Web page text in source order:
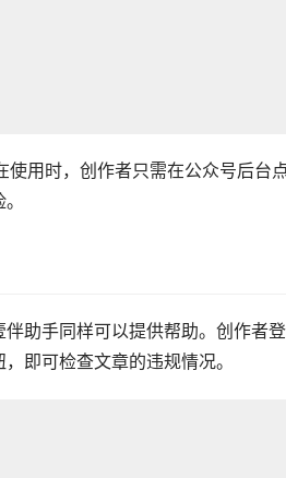
使用时，创作者只需在公众号后台
伴助手同样可以提供帮助。创作者
即可检查文章的违规情况。